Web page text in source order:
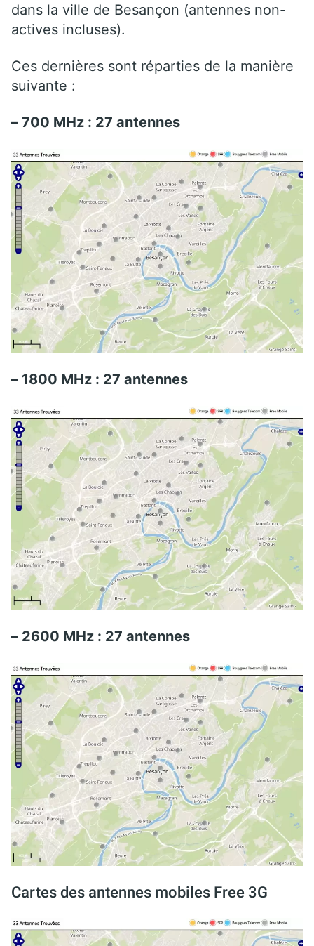
dans la ville de Besançon (antennes non-
actives incluses).
Ces dernières sont réparties de la manière
suivante :
– 700 MHz : 27 antennes
– 1800 MHz : 27 antennes
– 2600 MHz : 27 antennes
Cartes des antennes mobiles Free 3G